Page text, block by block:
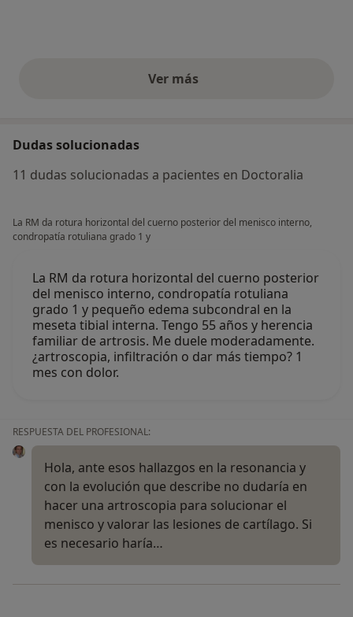
Ver másopiniones anteriores
Dudas solucionadas
11 dudas solucionadas a pacientes en Doctoralia
La RM da rotura horizontal del cuerno posterior del menisco interno,
condropatía rotuliana grado 1 y
La RM da rotura horizontal del cuerno posterior
del menisco interno, condropatía rotuliana
grado 1 y pequeño edema subcondral en la
meseta tibial interna. Tengo 55 años y herencia
familiar de artrosis. Me duele moderadamente.
¿artroscopia, infiltración o dar más tiempo? 1
mes con dolor.
RESPUESTA DEL PROFESIONAL:
Hola, ante esos hallazgos en la resonancia y
con la evolución que describe no dudaría en
hacer una artroscopia para solucionar el
menisco y valorar las lesiones de cartílago. Si
es necesario haría…